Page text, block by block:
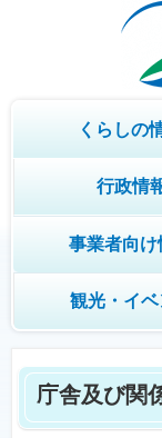
くらしの
行政情
事業者向け
観光・イベ
庁舎及び関